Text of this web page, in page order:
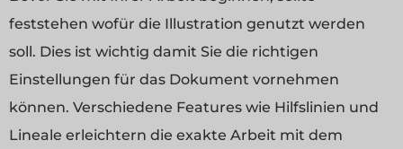
feststehen wofür die Illustration genutzt werden
soll. Dies ist wichtig damit Sie die richtigen
Einstellungen für das Dokument vornehmen
können. Verschiedene Features wie Hilfslinien und
Lineale erleichtern die exakte Arbeit mit dem